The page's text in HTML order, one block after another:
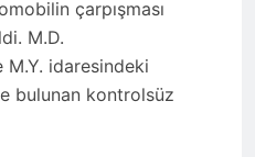
0
Yorumlar